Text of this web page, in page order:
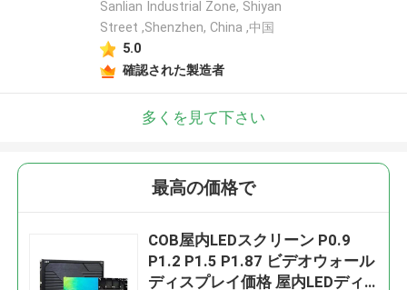
Sanlian Industrial Zone, Shiyan
Street ,Shenzhen, China ,中国
5.0
確認された製造者
多くを見て下さい
最高の価格で
COB屋内LEDスクリーン P0.9
P1.2 P1.5 P1.87 ビデオウォール
ディスプレイ価格 屋内LEDディ